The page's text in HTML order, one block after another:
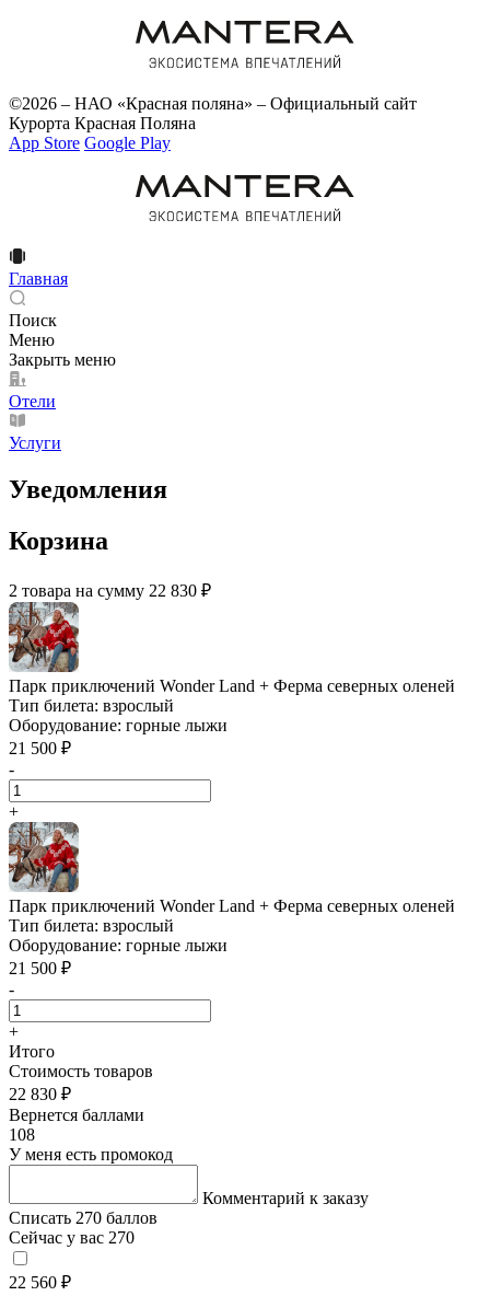
©2026 – НАО «Красная поляна» – Официальный сайт
Курорта Красная Поляна
App Store Google Play
Главная
Поиск
Меню
Закрыть меню
Отели
Услуги
Уведомления
Корзина
2 товара на сумму 22 830 ₽
Парк приключений Wonder Land + Ферма северных оленей
Тип билета: взрослый
Оборудование: горные лыжи
21 500 ₽
-
+
Парк приключений Wonder Land + Ферма северных оленей
Тип билета: взрослый
Оборудование: горные лыжи
21 500 ₽
-
+
Итого
Стоимость товаров
22 830 ₽
Вернется баллами
108
У меня есть промокод
Комментарий к заказу
Списать 270 баллов
Сейчас у вас 270
22 560 ₽